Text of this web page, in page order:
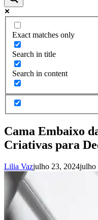
Exact matches only
Search in title
Search in content
Cama Embaixo
Criativas para
Lilia Vazjulho 23, 2024julho